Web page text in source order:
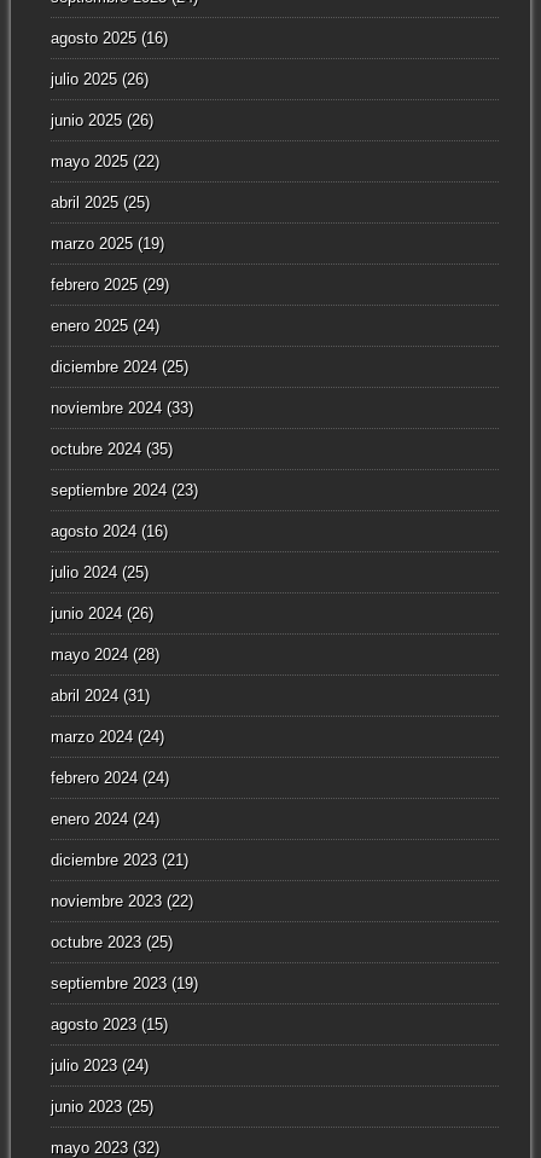
agosto 2025(16)
julio 2025(26)
junio 2025(26)
mayo 2025(22)
abril 2025(25)
marzo 2025(19)
febrero 2025(29)
enero 2025(24)
diciembre 2024(25)
noviembre 2024(33)
octubre 2024(35)
septiembre 2024(23)
agosto 2024(16)
julio 2024(25)
junio 2024(26)
mayo 2024(28)
abril 2024(31)
marzo 2024(24)
febrero 2024(24)
enero 2024(24)
diciembre 2023(21)
noviembre 2023(22)
octubre 2023(25)
septiembre 2023(19)
agosto 2023(15)
julio 2023(24)
junio 2023(25)
mayo 2023(32)